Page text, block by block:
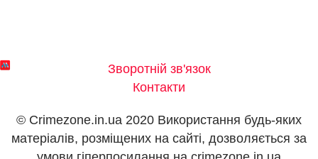
Зворотній зв'язок
Контакти
© Crimezone.in.ua 2020 Використання будь-яких
матеріалів, розміщених на сайті, дозволяється за